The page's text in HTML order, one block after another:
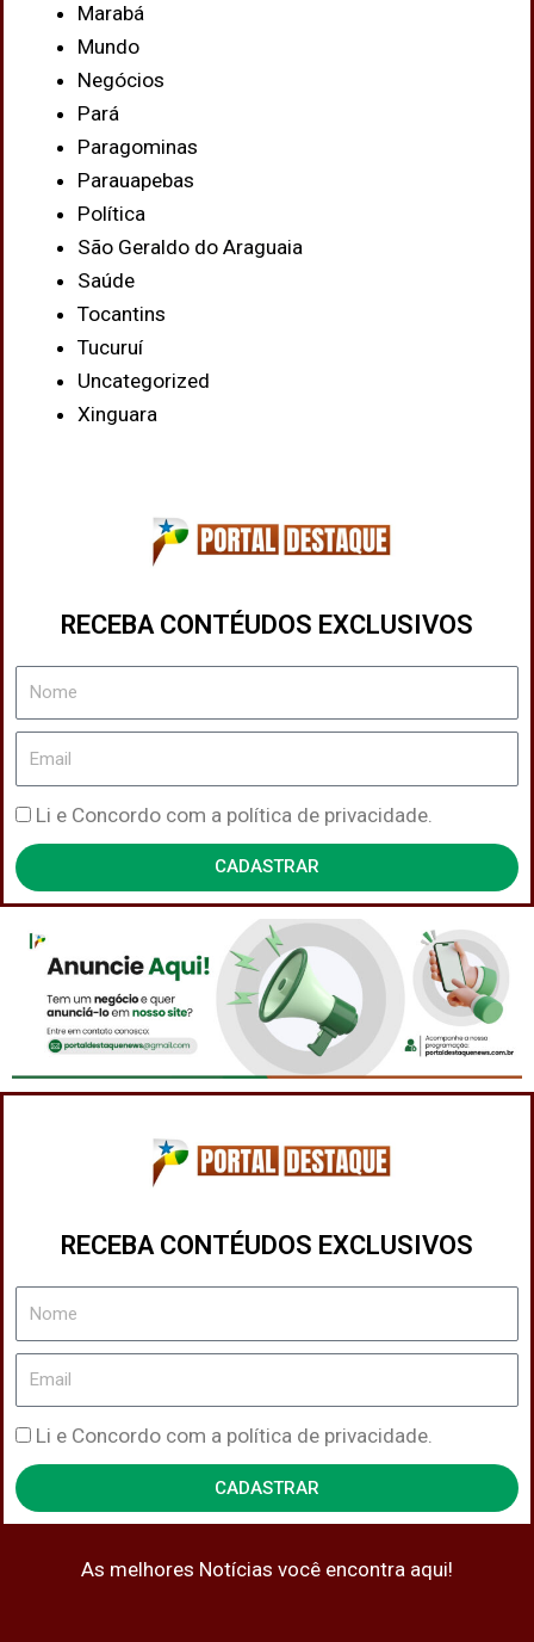
Marabá
Mundo
Negócios
Pará
Paragominas
Parauapebas
Política
São Geraldo do Araguaia
Saúde
Tocantins
Tucuruí
Uncategorized
Xinguara
RECEBA CONTÉUDOS EXCLUSIVOS
Nome
Email
Política
de
Privacidade
Li e Concordo com a política de privacidade.
CADASTRAR
RECEBA CONTÉUDOS EXCLUSIVOS
Nome
Email
Política
de
Privacidade
Li e Concordo com a política de privacidade.
CADASTRAR
As melhores Notícias você encontra aqui!